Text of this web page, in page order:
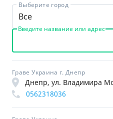
Выберите город
Все
Введите название или адрес
Граве Украина г. Днепр
Днепр, ул. Владимира
0562318036